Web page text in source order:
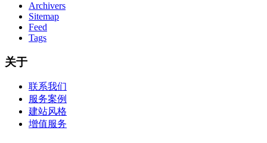
Archivers
Sitemap
Feed
Tags
关于
联系我们
服务案例
建站风格
增值服务